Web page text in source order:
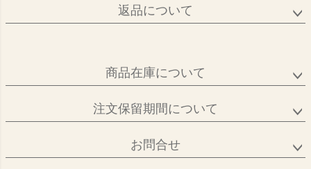
返品について
商品在庫について
注文保留期間について
お問合せ